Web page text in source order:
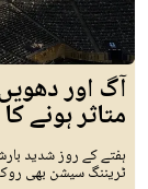
آگ اور
متاثر ہونے
ہفتے کے روز شدید
ٹریننگ سیشن بھی